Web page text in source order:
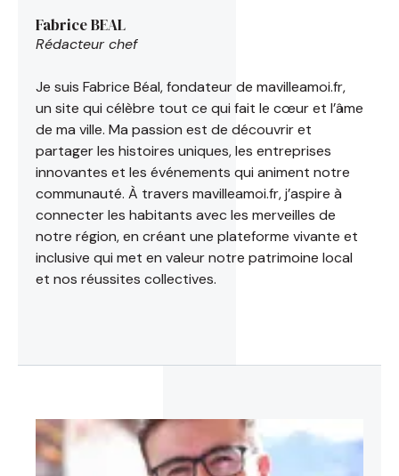
Fabrice BEAL
Rédacteur chef
Je suis Fabrice Béal, fondateur de mavilleamoi.fr,
un site qui célèbre tout ce qui fait le cœur et l’âme
de ma ville. Ma passion est de découvrir et
partager les histoires uniques, les entreprises
innovantes et les événements qui animent notre
communauté. À travers mavilleamoi.fr, j’aspire à
connecter les habitants avec les merveilles de
notre région, en créant une plateforme vivante et
inclusive qui met en valeur notre patrimoine local
et nos réussites collectives.